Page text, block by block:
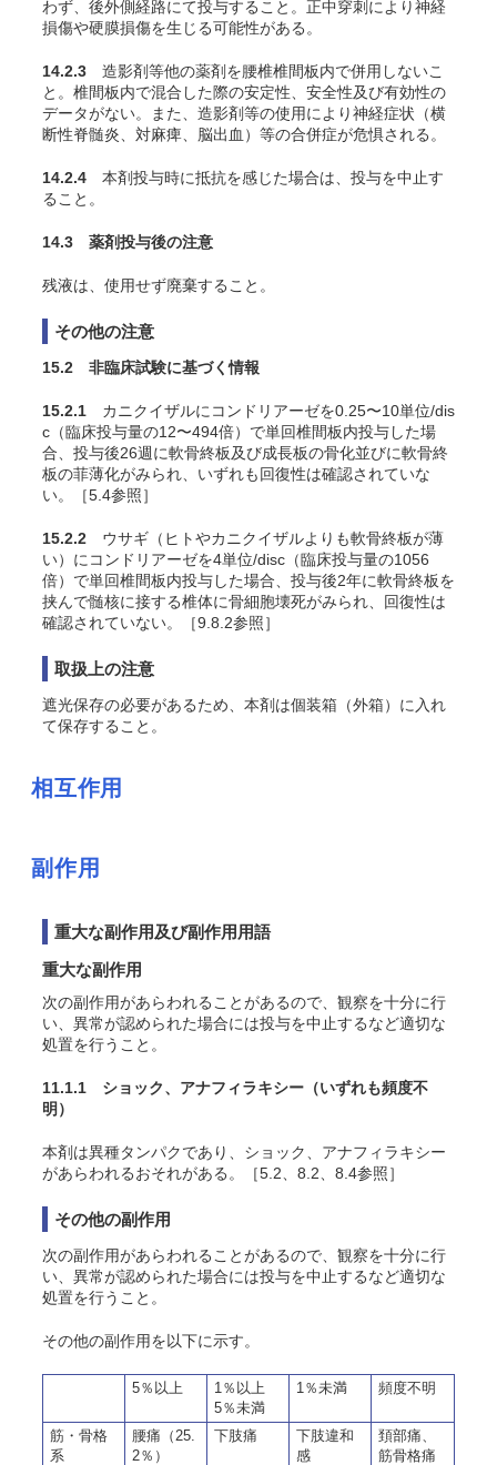
わず、後外側経路にて投与すること。正中穿刺により神経
損傷や硬膜損傷を生じる可能性がある。
14.2.3 造影剤等他の薬剤を腰椎椎間板内で併用しないこ
と。椎間板内で混合した際の安定性、安全性及び有効性の
データがない。また、造影剤等の使用により神経症状（横
断性脊髄炎、対麻痺、脳出血）等の合併症が危惧される。
14.2.4 本剤投与時に抵抗を感じた場合は、投与を中止す
ること。
14.3 薬剤投与後の注意
残液は、使用せず廃棄すること。
その他の注意
15.2 非臨床試験に基づく情報
15.2.1 カニクイザルにコンドリアーゼを0.25〜10単位/dis
c（臨床投与量の12〜494倍）で単回椎間板内投与した場
合、投与後26週に軟骨終板及び成長板の骨化並びに軟骨終
板の菲薄化がみられ、いずれも回復性は確認されていな
い。［5.4参照］
15.2.2 ウサギ（ヒトやカニクイザルよりも軟骨終板が薄
い）にコンドリアーゼを4単位/disc（臨床投与量の1056
倍）で単回椎間板内投与した場合、投与後2年に軟骨終板を
挟んで髄核に接する椎体に骨細胞壊死がみられ、回復性は
確認されていない。［9.8.2参照］
取扱上の注意
遮光保存の必要があるため、本剤は個装箱（外箱）に入れ
て保存すること。
相互作用
副作用
重大な副作用及び副作用用語
重大な副作用
次の副作用があらわれることがあるので、観察を十分に行
い、異常が認められた場合には投与を中止するなど適切な
処置を行うこと。
11.1.1 ショック、アナフィラキシー （いずれも頻度不
明）
本剤は異種タンパクであり、ショック、アナフィラキシー
があらわれるおそれがある。［5.2、8.2、8.4参照］
その他の副作用
次の副作用があらわれることがあるので、観察を十分に行
い、異常が認められた場合には投与を中止するなど適切な
処置を行うこと。
その他の副作用を以下に示す。
5％以上
1％以上
5％未満
1％未満 頻度不明
筋・骨格
系
腰痛（25.
2％）
下肢痛
下肢違和
感
頚部痛、
筋骨格痛